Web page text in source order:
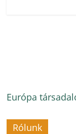
Európa
Rólunk